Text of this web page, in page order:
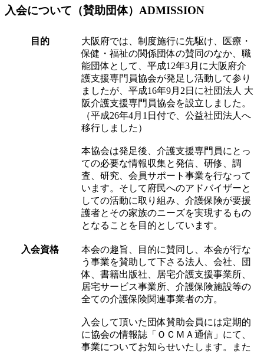
入会について（賛助団体） ADMISSION
目的
大阪府では、制度施行に先駆け、医療・
保健・福祉の関係団体の賛同のなか、職
能団体として、平成12年3月に大阪府介
護支援専門員協会が発足し活動して参り
ましたが、平成16年9月2日に社団法人 大
阪介護支援専門員協会を設立しました。
（平成26年4月1日付で、公益社団法人へ
移行しました）
本協会は発足後、介護支援専門員にとっ
ての必要な情報収集と発信、研修、調
査、研究、会員サポート事業を行なって
います。そして府民へのアドバイザーと
しての活動に取り組み、介護保険が要援
護者とその家族のニーズを実現するもの
となることを目的としています。
入会資格
本会の趣旨、目的に賛同し、本会が行な
う事業を賛助して下さる法人、会社、団
体、書籍出版社、居宅介護支援事業所、
居宅サービス事業所、介護保険施設等の
全ての介護保険関連事業者の方。
入会して頂いた団体賛助会員には定期的
に協会の情報誌「ＯＣＭＡ通信」にて、
事業についてお知らせいたします。また